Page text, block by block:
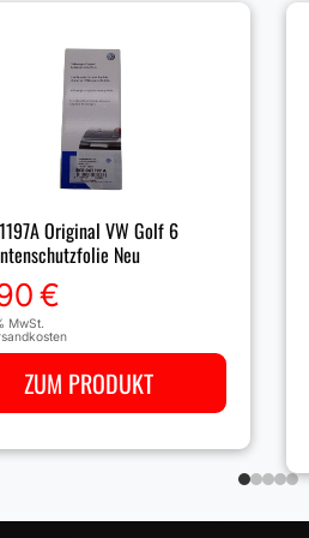
Original VW Golf 6
Neu
€
MwSt.
ZUM PRODUKT